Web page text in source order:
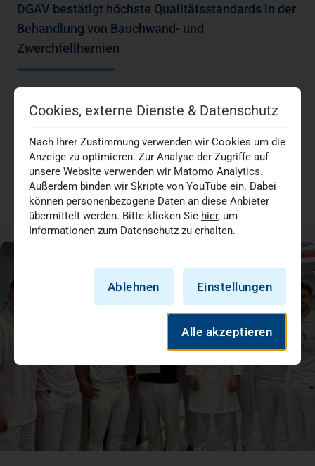
DGAV bestätigt höchste Qualitätsstandards in der
Behandlung von Bauchwand- und
Zwerchfellhernien
erneut als Referenzzentrum der Deutschen Gesellschaft
für Allgemein- und Viszeralchirurgie (DGAV)…
ChirurgieMedizin + Versorgung
05.07.2026
Cookies, externe Dienste & Datenschutz
Nach Ihrer Zustimmung verwenden wir Cookies um die
Anzeige zu optimieren. Zur Analyse der Zugriffe auf
unsere Website verwenden wir Matomo Analytics.
Außerdem binden wir Skripte von YouTube ein. Dabei
können personenbezogene Daten an diese Anbieter
übermittelt werden. Bitte klicken Sie hier, um
Informationen zum Datenschutz zu erhalten.
Ablehnen Einstellungen
Alle akzeptieren